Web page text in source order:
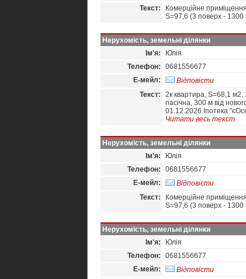
Текст:
Комерційне
S=97,6 (3 поверх - 1300
Нерухомість, земельні ділянки
Ім'я:
Юлія
Телефон:
0681556677
Е-мейл:
Відповісти
Текст:
2к квартира, S=68,1 м2,
пасічна, 300 м від
01.12.2026 Іпотека
Читати весь текст.
Нерухомість, земельні ділянки
Ім'я:
Юлія
Телефон:
0681556677
Е-мейл:
Відповісти
Текст:
Комерційне
S=97,6 (3 поверх - 1300
Нерухомість, земельні ділянки
Ім'я:
Юлія
Телефон:
0681556677
Е-мейл:
Відповісти